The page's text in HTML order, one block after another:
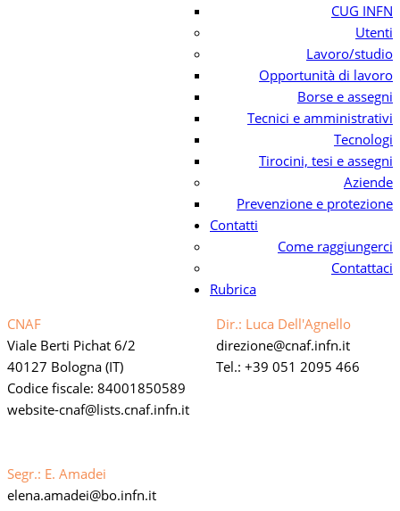
CUG INFN
Utenti
Lavoro/studio
Opportunità di lavoro
Borse e assegni
Tecnici e amministrativi
Tecnologi
Tirocini, tesi e assegni
Aziende
Prevenzione e protezione
Contatti
Come raggiungerci
Contattaci
Rubrica
CNAF
Viale Berti Pichat 6/2
40127 Bologna (IT)
Codice fiscale: 84001850589
website-cnaf
lists.cnaf.infn.it
Dir.: Luca Dell'Agnello
direzione
cnaf.infn.it
Tel.: +39 051 2095 466
Segr.: E. Amadei
elena.amadei
bo.infn.it